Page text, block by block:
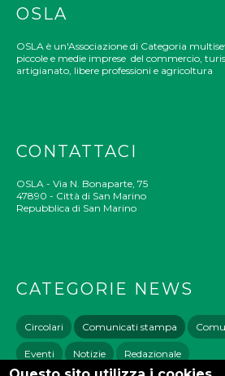
OSLA
OSLA è un'Associazione di Categoria
piccole e medie imprese del commercio,
artigianato, libere professioni e agricoltura
CONTATTACI
OSLA - Via N. Bonaparte, 75
47890 - Città di San Marino
Repubblica di San Marino
CATEGORIE NEWS
Circolari Comunicati stampa
Eventi Notizie Redazionale